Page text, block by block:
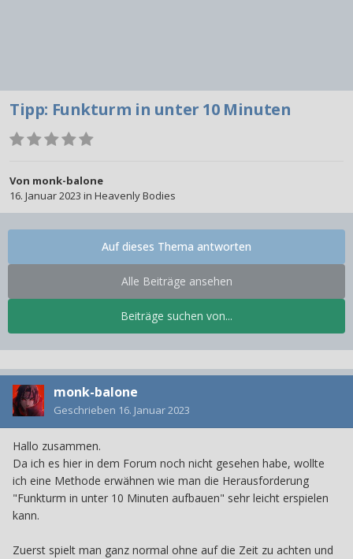
Tipp: Funkturm in unter 10 Minuten
Von monk-balone
16. Januar 2023 in Heavenly Bodies
Beiträge suchen von...
Alle Beiträge ansehen
Auf dieses Thema antworten
monk-balone
Geschrieben 16. Januar 2023
Hallo zusammen.
Da ich es hier in dem Forum noch nicht gesehen habe, wollte
ich eine Methode erwähnen wie man die Herausforderung
"Funkturm in unter 10 Minuten aufbauen" sehr leicht erspielen
kann.
Zuerst spielt man ganz normal ohne auf die Zeit zu achten und